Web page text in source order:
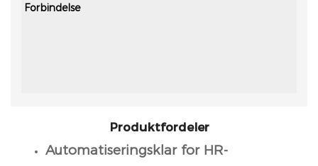
Forbindelse
Produktfordeler
Automatiseringsklar for HR-